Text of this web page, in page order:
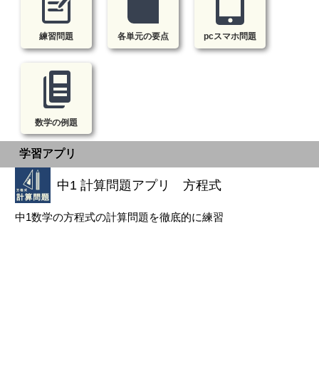
練習問題 各単元の要点 pcスマホ問題
数学の例題
学習アプリ
中1 計算問題アプリ 方程式
中1数学の方程式の計算問題を徹底的に練習